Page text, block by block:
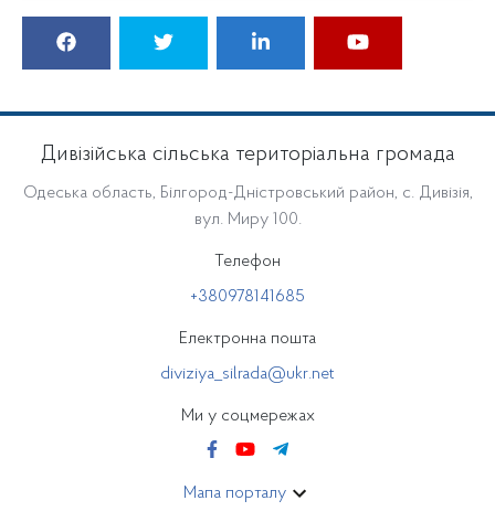
Дивізійська сільська територіальна громада
Одеська область, Білгород-Дністровський район, с. Дивізія,
вул. Миру 100.
Телефон
+380978141685
Електронна пошта
diviziya_silrada@ukr.net
Ми у соцмережах
Мапа порталу